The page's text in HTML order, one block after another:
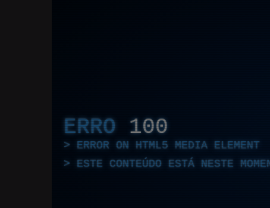
ERRO 100
ERROR ON HTML5 MEDIA ELEMENT
ESTE CONTEÚDO ESTÁ NESTE